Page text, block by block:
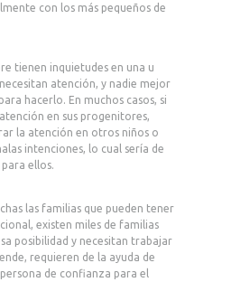
con los más pequeños de
tienen inquietudes en una u
atención, y nadie mejor
hacerlo. En muchos casos, si
en sus progenitores,
la atención en otros niños o
intenciones, lo cual sería de
ellos.
las familias que pueden tener
existen miles de familias
posibilidad y necesitan trabajar
requieren de la ayuda de
de confianza para el